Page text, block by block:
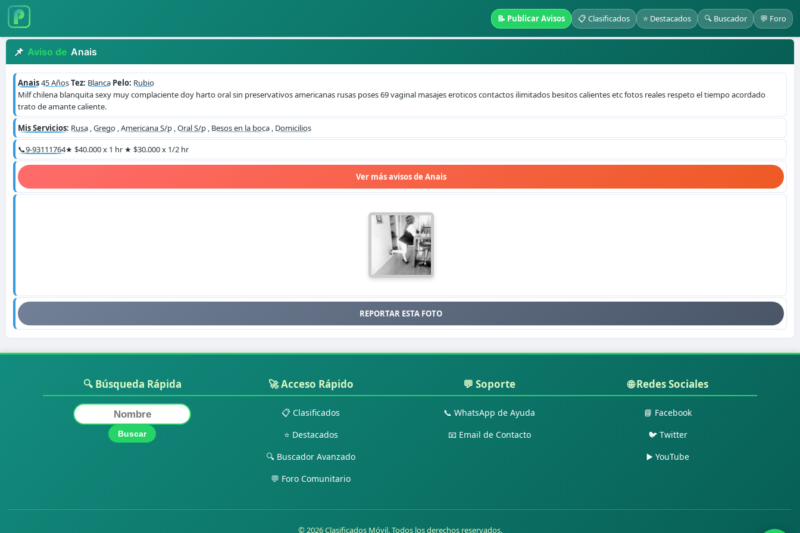
📝 Publicar Avisos 📋 Clasificados ⭐ Destacados 🔍 Buscador 💬 Foro
Aviso de Anais
Anais45 AñosTez: Blanca Pelo: Rubio
Milf chilena blanquita sexy muy complaciente doy harto oral sin preservativos americanas rusas poses 69 vaginal masajes eroticos contactos ilimitados besitos calientes etc fotos reales respeto el tiempo acordado
trato de amante caliente.
Mis Servicios: Rusa ,Grego ,Americana S/p ,Oral S/p , Besos en la boca , Domicilios
📞9-93111764★ $40.000 x 1 hr ★ $30.000 x 1/2 hr
Ver más avisos de Anais
REPORTAR ESTA FOTO
🔍 Búsqueda Rápida
Buscar
🚀 Acceso Rápido
📋 Clasificados
⭐ Destacados
🔍 Buscador Avanzado
💬 Foro Comunitario
💬 Soporte
📞 WhatsApp de Ayuda
📧 Email de Contacto
🌐 Redes Sociales
📘 Facebook
🐦 Twitter
▶️ YouTube
© 2026 Clasificados Móvil. Todos los derechos reservados.